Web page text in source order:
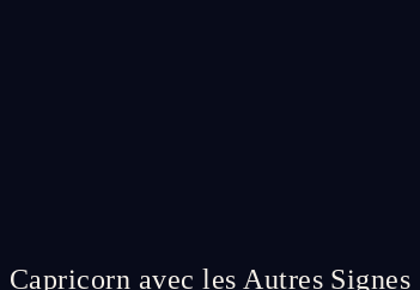
Capricorn avec les Autres Signes